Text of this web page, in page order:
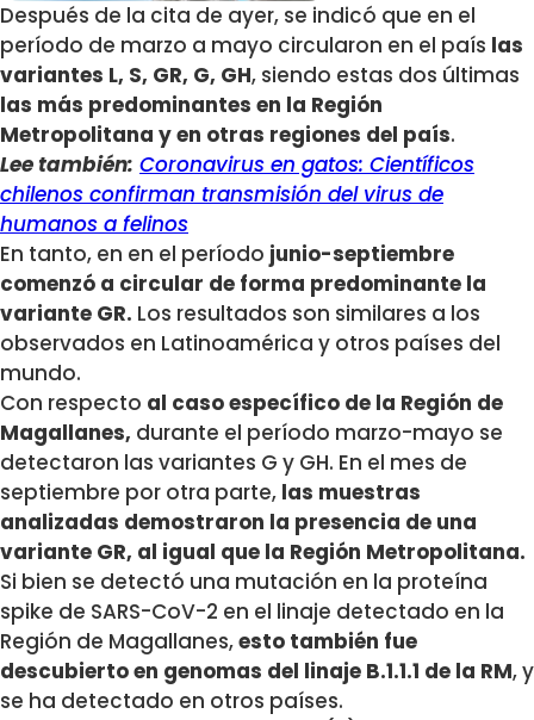
Después de la cita de ayer, se indicó que en el
período de marzo a mayo circularon en el país las
variantes L, S, GR, G, GH, siendo estas dos últimas
las más predominantes en la Región
Metropolitana y en otras regiones del país.
Lee también: Coronavirus en gatos: Científicos
chilenos confirman transmisión del virus de
humanos a felinos
En tanto, en en el período junio-septiembre
comenzó a circular de forma predominante la
variante GR. Los resultados son similares a los
observados en Latinoamérica y otros países del
mundo.
Con respecto al caso específico de la Región de
Magallanes, durante el período marzo-mayo se
detectaron las variantes G y GH. En el mes de
septiembre por otra parte, las muestras
analizadas demostraron la presencia de una
variante GR, al igual que la Región Metropolitana.
Si bien se detectó una mutación en la proteína
spike de SARS-CoV-2 en el linaje detectado en la
Región de Magallanes,esto también fue
descubierto en genomas del linaje B.1.1.1 de la RM, y
se ha detectado en otros países.